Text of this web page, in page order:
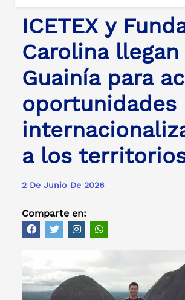
ICETEX y
Carolina llegan
Guainía para
oportunidades
a los
2 De Junio De 2026
Comparte en: